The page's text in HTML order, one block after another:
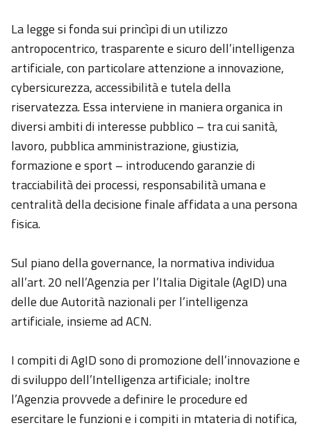
La legge si fonda sui princìpi di un utilizzo
antropocentrico, trasparente e sicuro dell’intelligenza
artificiale, con particolare attenzione a innovazione,
cybersicurezza, accessibilità e tutela della
riservatezza. Essa interviene in maniera organica in
diversi ambiti di interesse pubblico – tra cui sanità,
lavoro, pubblica amministrazione, giustizia,
formazione e sport – introducendo garanzie di
tracciabilità dei processi, responsabilità umana e
centralità della decisione finale affidata a una persona
fisica.
Sul piano della governance, la normativa individua
all’art. 20 nell’Agenzia per l’Italia Digitale (AgID) una
delle due Autorità nazionali per l’intelligenza
artificiale, insieme ad ACN.
I compiti di AgID sono di promozione dell’innovazione e
di sviluppo dell’Intelligenza artificiale; inoltre
l’Agenzia provvede a definire le procedure ed
esercitare le funzioni e i compiti in mtateria di notifica,